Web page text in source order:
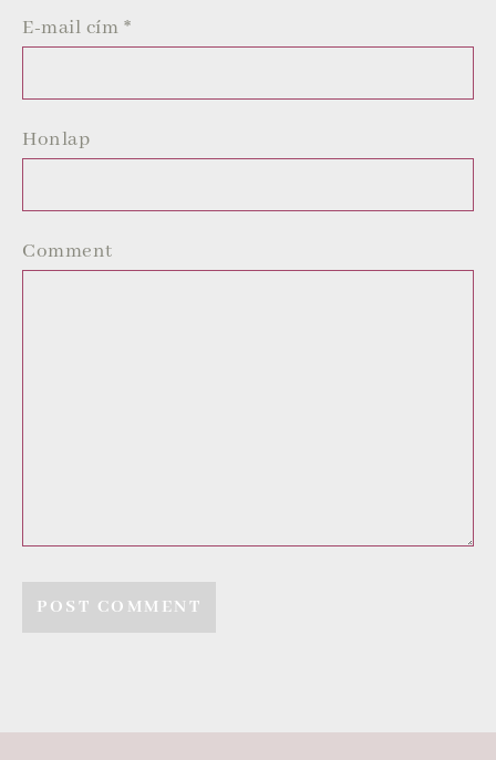
E-mail cím *
Honlap
Comment